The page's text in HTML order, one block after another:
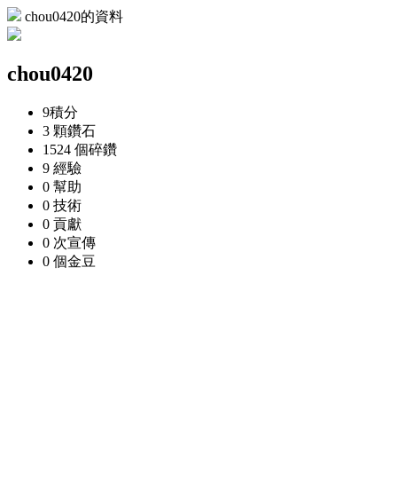
chou0420的資料
chou0420
9積分
3 顆鑽石
1524 個碎鑽
9 經驗
0 幫助
0 技術
0 貢獻
0 次宣傳
0 個金豆